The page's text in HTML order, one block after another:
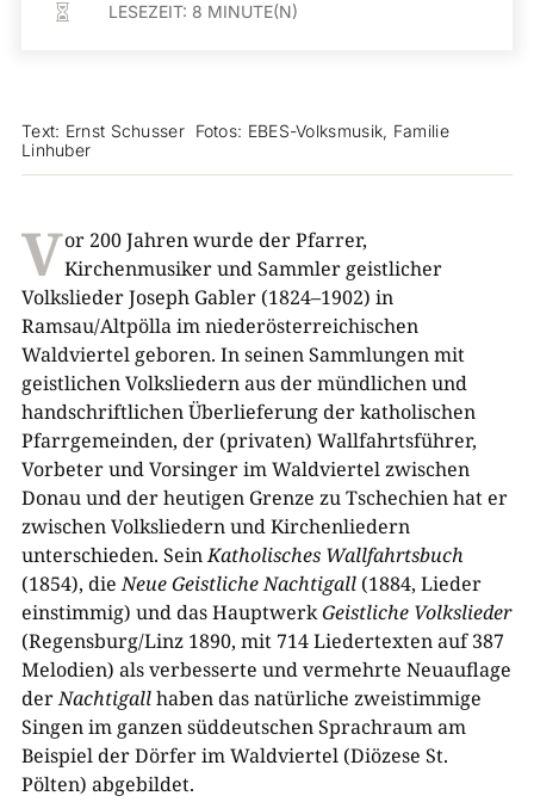
 LESEZEIT: 8 MINUTE(N)
Text: Ernst Schusser Fotos: EBES-Volksmusik, Familie
Linhuber
Vor 200 Jahren wurde der Pfarrer,
Kirchenmusiker und Sammler geistlicher
Volkslieder Joseph Gabler (1824–1902) in
Ramsau/Altpölla im niederösterreichischen
Waldviertel geboren. In seinen Sammlungen mit
geistlichen Volksliedern aus der mündlichen und
handschriftlichen Überlieferung der katholischen
Pfarrgemeinden, der (privaten) Wallfahrtsführer,
Vorbeter und Vorsinger im Waldviertel zwischen
Donau und der heutigen Grenze zu Tschechien hat er
zwischen Volksliedern und Kirchenliedern
unterschieden. SeinKatholisches Wallfahrtsbuch
(1854), dieNeue Geistliche Nachtigall(1884, Lieder
einstimmig) und das HauptwerkGeistliche Volkslieder
(Regensburg/Linz 1890, mit 714 Liedertexten auf 387
Melodien) als verbesserte und vermehrte Neuauflage
derNachtigallhaben das natürliche zweistimmige
Singen im ganzen süddeutschen Sprachraum am
Beispiel der Dörfer im Waldviertel (Diözese St.
Pölten) abgebildet.